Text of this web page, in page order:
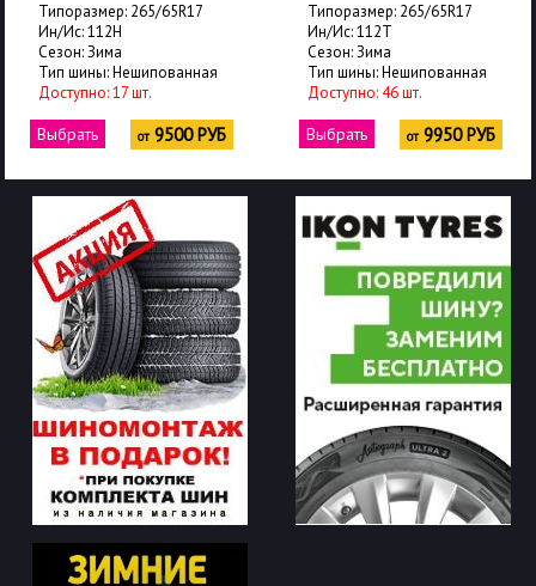
Типоразмер: 265/65R17
Ин/Ис: 112T
Сезон: Зима
Тип шины: Нешипованная
Доступно: 46 шт.
Выбрать от9950 РУБ
Типоразмер: 265/65R17
Ин/Ис: 112T
Сезон: Зима
Тип шины:
Доступно: 28 шт.
Выбрать от10250